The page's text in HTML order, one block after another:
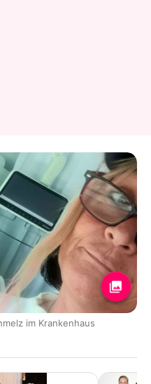
im Krankenhaus